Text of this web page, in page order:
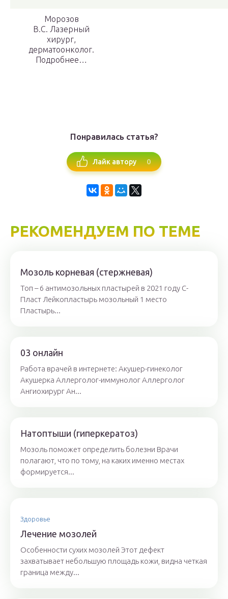
Морозов
В.С. Лазерный
хирург,
дерматоонколог.
Подробнее…
Понравилась статья?
Лайк автору 0
РЕКОМЕНДУЕМ ПО ТЕМЕ
Мозоль корневая (стержневая)
Топ – 6 антимозольных пластырей в 2021 году С-
Пласт Лейкопластырь мозольный 1 место
Пластырь...
03 онлайн
Работа врачей в интернете: Акушер-гинеколог
Акушерка Аллерголог-иммунолог Аллерголог
Ангиохирург Ан...
Натоптыши (гиперкератоз)
Мозоль поможет определить болезни Врачи
полагают, что по тому, на каких именно местах
формируется...
Здоровье
Лечение мозолей
Особенности сухих мозолей Этот дефект
захватывает небольшую площадь кожи, видна четкая
граница между...